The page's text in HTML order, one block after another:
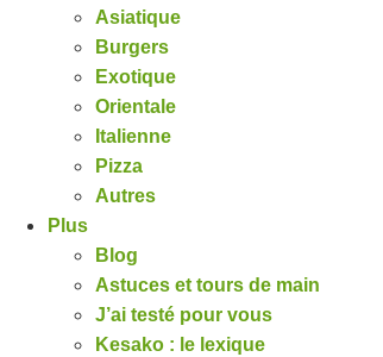
Asiatique
Burgers
Exotique
Orientale
Italienne
Pizza
Autres
Plus
Blog
Astuces et tours de main
J’ai testé pour vous
Kesako : le lexique